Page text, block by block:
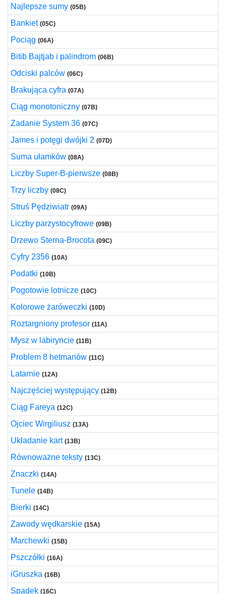
Najlepsze sumy (05B)
Bankiet (05C)
Pociąg (06A)
Bitib Bajtjab i palindrom (06B)
Odciski palców (06C)
Brakująca cyfra (07A)
Ciąg monotoniczny (07B)
Zadanie System 36 (07C)
James i potęgi dwójki 2 (07D)
Suma ułamków (08A)
Liczby Super-B-pierwsze (08B)
Trzy liczby (08C)
Struś Pędziwiatr (09A)
Liczby parzystocyfrowe (09B)
Drzewo Sterna-Brocota (09C)
Cyfry 2356 (10A)
Podatki (10B)
Pogotowie lotnicze (10C)
Kolorowe żaróweczki (10D)
Roztargniony profesor (11A)
Mysz w labiryncie (11B)
Problem 8 hetmanów (11C)
Latarnie (12A)
Najczęściej występujący (12B)
Ciąg Fareya (12C)
Ojciec Wirgiliusz (13A)
Układanie kart (13B)
Równoważne teksty (13C)
Znaczki (14A)
Tunele (14B)
Bierki (14C)
Zawody wędkarskie (15A)
Marchewki (15B)
Pszczółki (16A)
iGruszka (16B)
Spadek (16C)